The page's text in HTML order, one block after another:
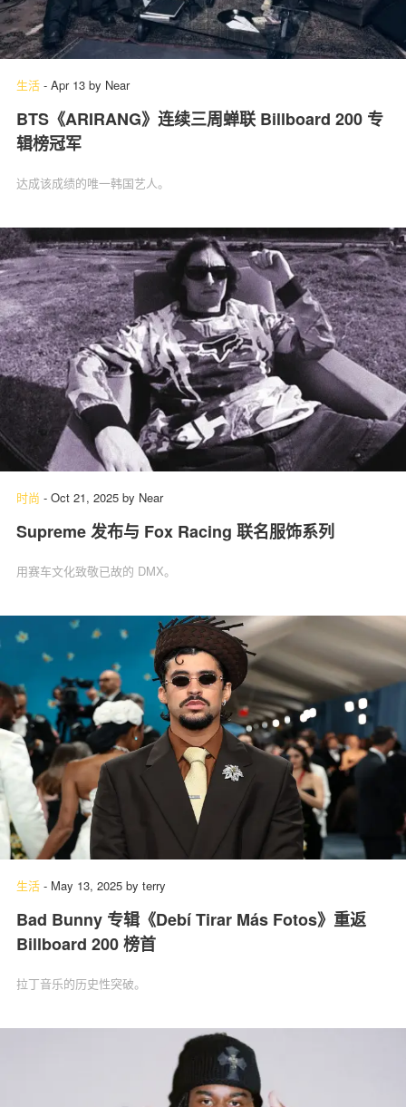
生活 - Apr 13 by Near
BTS《ARIRANG》连续三周蝉联 Billboard 200 专
辑榜冠军
达成该成绩的唯一韩国艺人。
时尚 - Oct 21, 2025 by Near
Supreme 发布与 Fox Racing 联名服饰系列
用赛车文化致敬已故的 DMX。
生活 - May 13, 2025 by terry
Bad Bunny 专辑《Debí Tirar Más Fotos》重返
Billboard 200 榜首
拉丁音乐的历史性突破。